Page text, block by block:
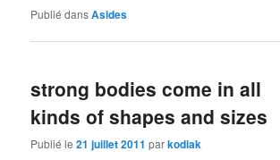
Publié dansAsides
strong bodies come in all
kinds of shapes and sizes
Publié le21 juillet 2011 parkodiak